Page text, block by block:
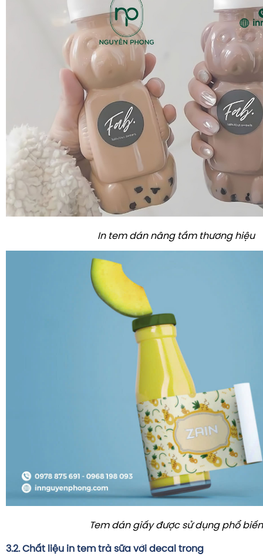
In tem dán nâng tầm thương hiệu
Tem dán giấy được sử dụng phổ biến
3.2. Chất liệu in tem trà sữa với decal trong